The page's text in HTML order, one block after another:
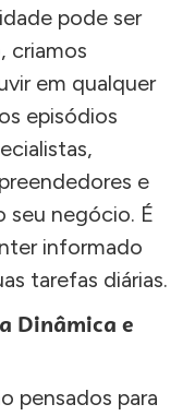
pode ser
criamos
em qualquer
episódios
e
seu negócio. É
informado
tarefas diárias.
Dinâmica e
pensados para